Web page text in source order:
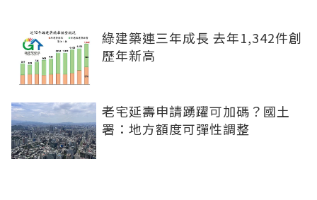
綠建築連三年成長 去年1,342件創
歷年新高
老宅延壽申請踴躍可加碼？國土
署：地方額度可彈性調整